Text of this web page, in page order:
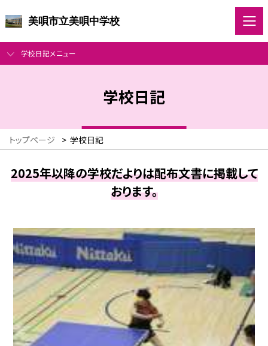
美唄市立美唄中学校
学校日記メニュー
学校日記
トップページ > 学校日記
2025年以降の学校だよりは配布文書に掲載して
おります。